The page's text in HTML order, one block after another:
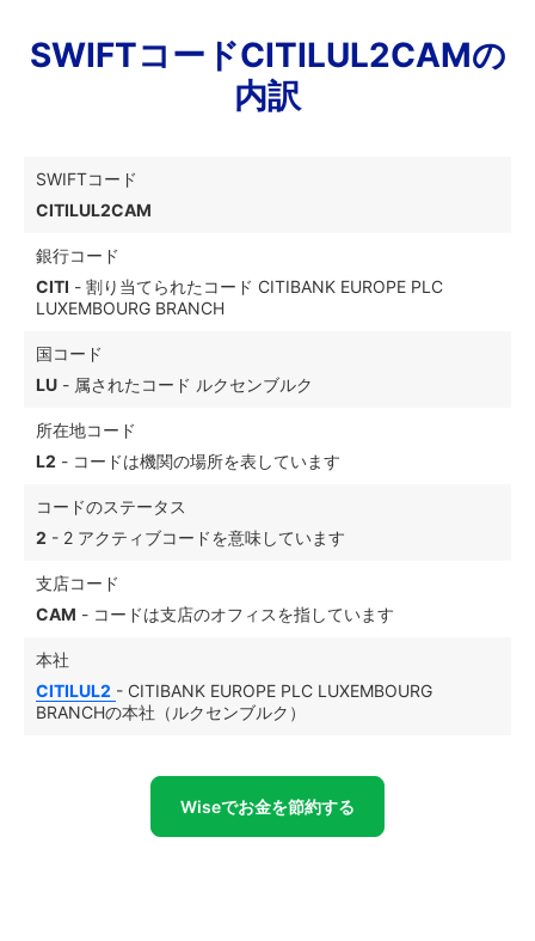
SWIFTコードCITILUL2CAMの
内訳
SWIFTコード
CITILUL2CAM
銀行コード
CITI - 割り当てられたコード CITIBANK EUROPE PLC
LUXEMBOURG BRANCH
国コード
LU - 属されたコード ルクセンブルク
所在地コード
L2 - コードは機関の場所を表しています
コードのステータス
2 - 2 アクティブコードを意味しています
支店コード
CAM - コードは支店のオフィスを指しています
本社
CITILUL2 - CITIBANK EUROPE PLC LUXEMBOURG
BRANCHの本社（ルクセンブルク）
Wiseでお金を節約する